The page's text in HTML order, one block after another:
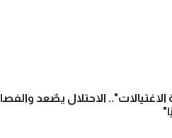
الاحتلال يصّعد